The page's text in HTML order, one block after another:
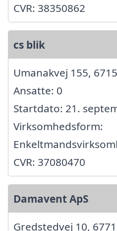
CVR: 38350862
cs blik
Umanakvej 155,
Ansatte: 0
Startdato: 21.
Virksomhedsform:
CVR: 37080470
Damavent ApS
Gredstedvej 10,